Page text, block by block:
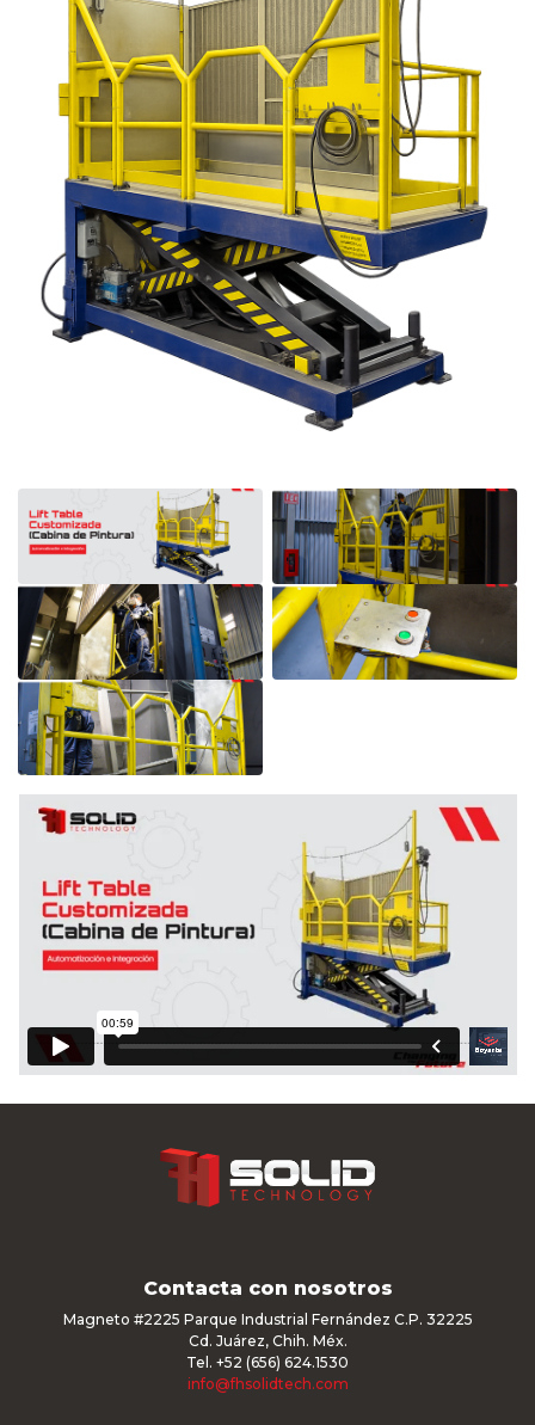
Contacta con nosotros
Magneto #2225 Parque Industrial Fernández C.P. 32225
Cd. Juárez, Chih. Méx.
Tel. +52 (656) 624.1530
info@fhsolidtech.com